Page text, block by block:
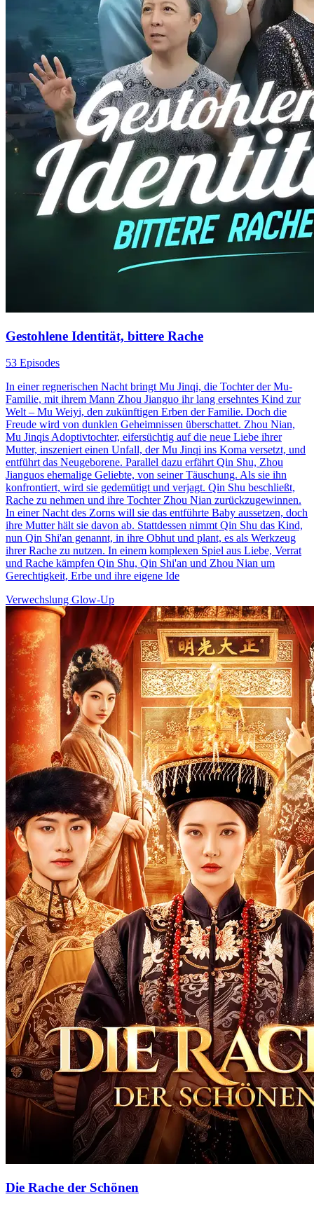
Gestohlene Identität, bittere Rache
53 Episodes
In einer regnerischen Nacht bringt Mu Jinqi, die Tochter der Mu-
Familie, mit ihrem Mann Zhou Jianguo ihr lang ersehntes Kind zur
Welt – Mu Weiyi, den zukünftigen Erben der Familie. Doch die
Freude wird von dunklen Geheimnissen überschattet. Zhou Nian,
Mu Jinqis Adoptivtochter, eifersüchtig auf die neue Liebe ihrer
Mutter, inszeniert einen Unfall, der Mu Jinqi ins Koma versetzt, und
entführt das Neugeborene. Parallel dazu erfährt Qin Shu, Zhou
Jianguos ehemalige Geliebte, von seiner Täuschung. Als sie ihn
konfrontiert, wird sie gedemütigt und verjagt. Qin Shu beschließt,
Rache zu nehmen und ihre Tochter Zhou Nian zurückzugewinnen.
In einer Nacht des Zorns will sie das entführte Baby aussetzen, doch
ihre Mutter hält sie davon ab. Stattdessen nimmt Qin Shu das Kind,
nun Qin Shi'an genannt, in ihre Obhut und plant, es als Werkzeug
ihrer Rache zu nutzen. In einem komplexen Spiel aus Liebe, Verrat
und Rache kämpfen Qin Shu, Qin Shi'an und Zhou Nian um
Gerechtigkeit, Erbe und ihre eigene Ide
Verwechslung Glow-Up
Die Rache der Schönen